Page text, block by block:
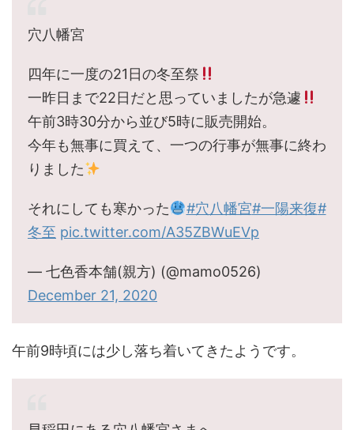
穴八幡宮
四年に一度の21日の冬至祭
一昨日まで22日だと思っていましたが急遽
午前3時30分から並び5時に販売開始。
今年も無事に買えて、一つの行事が無事に終わ
りました
それにしても寒かった #穴八幡宮#一陽来復#
冬至 pic.twitter.com/A35ZBWuEVp
— 七色香本舗(親方) (@mamo0526)
December 21, 2020
午前9時頃には少し落ち着いてきたようです。